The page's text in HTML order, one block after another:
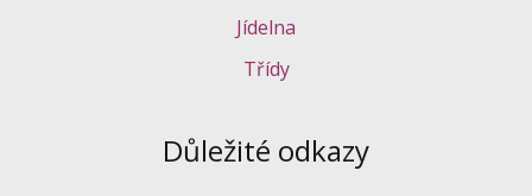
Jídelna
Třídy
Důležité odkazy